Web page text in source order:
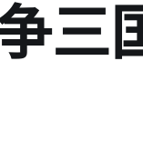
三